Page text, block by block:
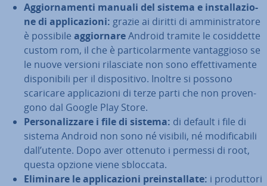
Ag­gior­na­men­ti manuali del sistema e in­stal­la­zio­
ne di ap­pli­ca­zio­ni: grazie ai diritti di am­mi­ni­stra­to­re
è possibile ag­gior­na­reAndroid tramite le co­sid­det­te
custom rom, il che è par­ti­co­lar­men­te van­tag­gio­so se
le nuove versioni ri­la­scia­te non sono ef­fet­ti­va­men­te
di­spo­ni­bi­li per il di­spo­si­ti­vo. Inoltre si possono
scaricare ap­pli­ca­zio­ni di terze parti che non pro­ven­
go­no dal Google Play Store.
Per­so­na­liz­za­re i file di sistema: di default i file di
sistema Android non sono né visibili, né mo­di­fi­ca­bi­li
dall’utente. Dopo aver ottenuto i permessi di root,
questa opzione viene sbloccata.
Eliminare le ap­pli­ca­zio­ni pre­in­stal­la­te: i pro­dut­to­ri